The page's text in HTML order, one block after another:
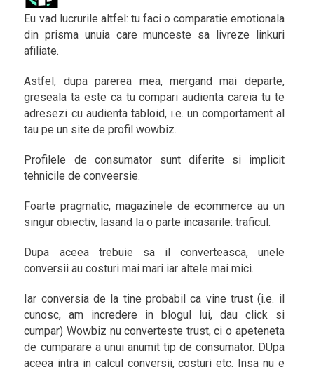
Eu vad lucrurile altfel: tu faci o comparatie emotionala
din prisma unuia care munceste sa livreze linkuri
afiliate.
Astfel, dupa parerea mea, mergand mai departe,
greseala ta este ca tu compari audienta careia tu te
adresezi cu audienta tabloid, i.e. un comportament al
tau pe un site de profil wowbiz.
Profilele de consumator sunt diferite si implicit
tehnicile de conveersie.
Foarte pragmatic, magazinele de ecommerce au un
singur obiectiv, lasand la o parte incasarile: traficul.
Dupa aceea trebuie sa il converteasca, unele
conversii au costuri mai mari iar altele mai mici.
Iar conversia de la tine probabil ca vine trust (i.e. il
cunosc, am incredere in blogul lui, dau click si
cumpar) Wowbiz nu converteste trust, ci o apeteneta
de cumparare a unui anumit tip de consumator. DUpa
aceea intra in calcul conversii, costuri etc. Insa nu e